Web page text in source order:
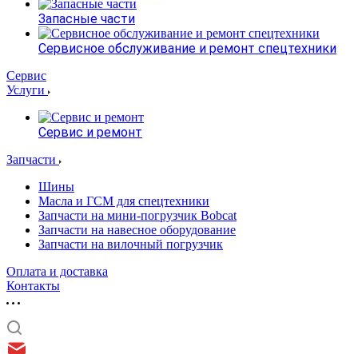
Запасные части
Сервисное обслуживание и ремонт спецтехники
Сервис
Услуги
Сервис и ремонт
Запчасти
Шины
Масла и ГСМ для спецтехники
Запчасти на мини-погрузчик Bobcat
Запчасти на навесное оборудование
Запчасти на вилочный погрузчик
Оплата и доставка
Контакты